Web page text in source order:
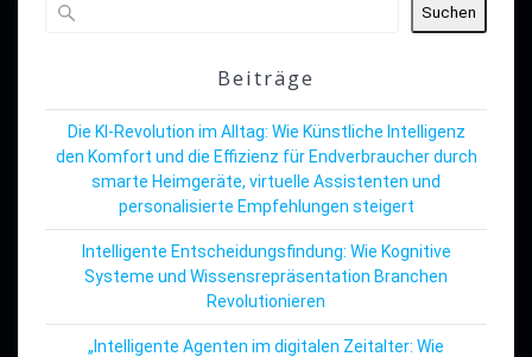
Suchen
Beiträge
Die KI-Revolution im Alltag: Wie Künstliche Intelligenz
den Komfort und die Effizienz für Endverbraucher durch
smarte Heimgeräte, virtuelle Assistenten und
personalisierte Empfehlungen steigert
Intelligente Entscheidungsfindung: Wie Kognitive
Systeme und Wissensrepräsentation Branchen
Revolutionieren
„Intelligente Agenten im digitalen Zeitalter: Wie